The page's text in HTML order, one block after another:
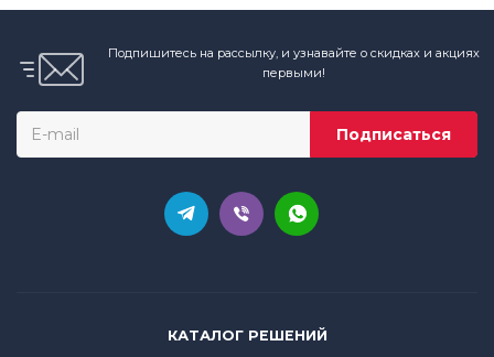
Подпишитесь на рассылку, и узнавайте о скидках и акциях
первыми!
КАТАЛОГ РЕШЕНИЙ